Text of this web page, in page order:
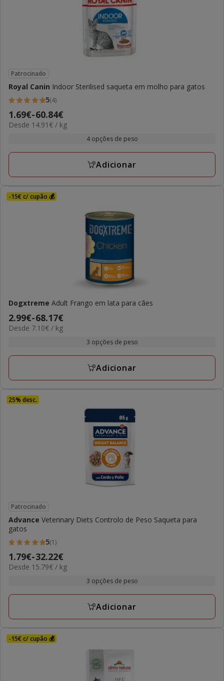
Patrocinado
Royal Canin Indoor Sterilised saqueta em molho para gatos
5
estrelas
com
avaliações
5(4)
Preço
de
a
1.69€-60.84€
14.91€
Desde 14.91€ / kg
4 opções de peso
Adicionar
-15€ c/ cupão 💰
Dogxtreme Adult Frango em lata para cães
Preço
de
a
2.99€-68.17€
7.10€
Desde 7.10€ / kg
3 opções de peso
Adicionar
25% desc.
Patrocinado
Advance Veterinary Diets Controlo de Peso Saqueta para
gatos
5
estrelas
com
avaliações
5(1)
Preço
de
a
1.79€-32.22€
15.79€
Desde 15.79€ / kg
3 opções de peso
Adicionar
-15€ c/ cupão 💰